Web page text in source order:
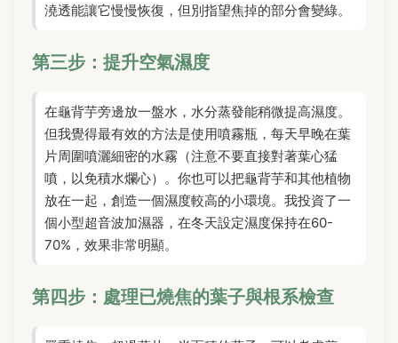
澆透能讓它慢慢恢復，但別指望焦掉的部分會變綠。
第三步：提升空氣濕度
在龜背芋旁邊放一盤水，水分蒸發能稍微提高濕度。
但我覺得最有效的方法是使用噴霧瓶，每天早晚在葉
片周圍噴灑細密的水霧（注意不要直接對著葉心猛
噴，以免積水爛心）。你也可以把龜背芋和其他植物
放在一起，創造一個濕度較高的小環境。我投資了一
個小型超音波加濕器，在冬天設定濕度保持在60-
70%，效果非常明顯。
第四步：處理已燒焦的葉子與根系檢查